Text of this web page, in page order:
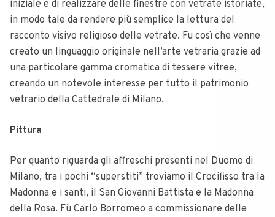
iniziale e di realizzare delle finestre con vetrate istoriate,
in modo tale da rendere più semplice la lettura del
racconto visivo religioso delle vetrate. Fu così che venne
creato un linguaggio originale nell’arte vetraria grazie ad
una particolare gamma cromatica di tessere vitree,
creando un notevole interesse per tutto il patrimonio
vetrario della Cattedrale di Milano.
Pittura
Per quanto riguarda gli affreschi presenti nel Duomo di
Milano, tra i pochi “superstiti” troviamo il Crocifisso tra la
Madonna e i santi, il San Giovanni Battista e la Madonna
della Rosa. Fù Carlo Borromeo a commissionare delle